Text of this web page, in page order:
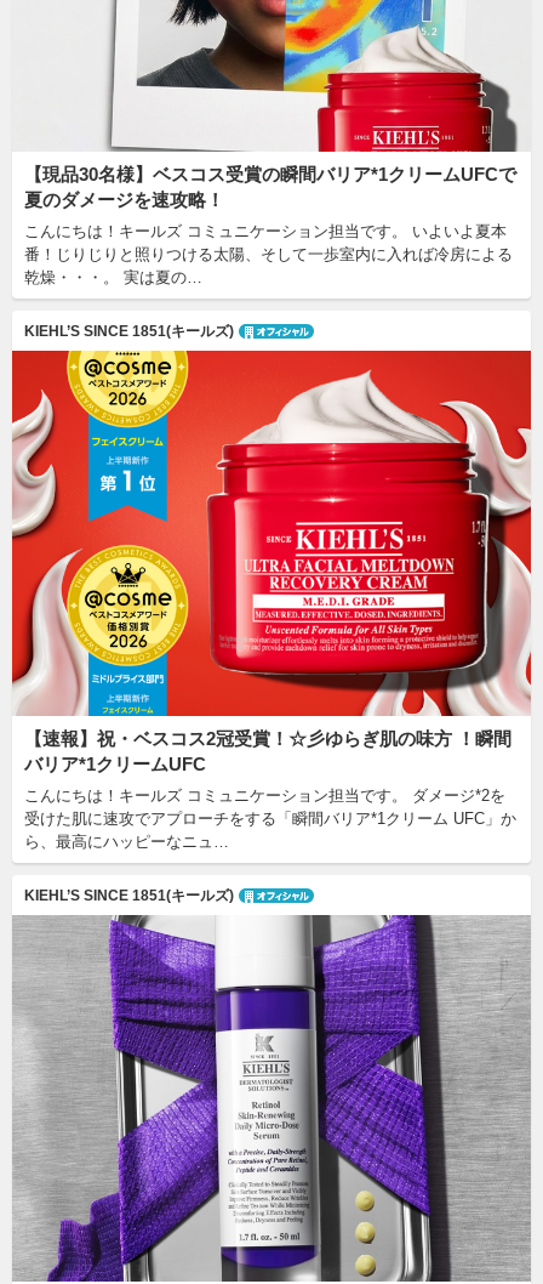
【現品30名様】ベスコス受賞の瞬間バリア*1クリームUFCで
夏のダメージを速攻略！
こんにちは！キールズ コミュニケーション担当です。 いよいよ夏本
番！じりじりと照りつける太陽、そして一歩室内に入れば冷房による
乾燥・・・。 実は夏の…
KIEHL’S SINCE 1851(キールズ)
【速報】祝・ベスコス2冠受賞！☆彡ゆらぎ肌の味方 ！瞬間
バリア*1クリームUFC
こんにちは！キールズ コミュニケーション担当です。 ダメージ*2を
受けた肌に速攻でアプローチをする「瞬間バリア*1クリーム UFC」か
ら、最高にハッピーなニュ…
KIEHL’S SINCE 1851(キールズ)